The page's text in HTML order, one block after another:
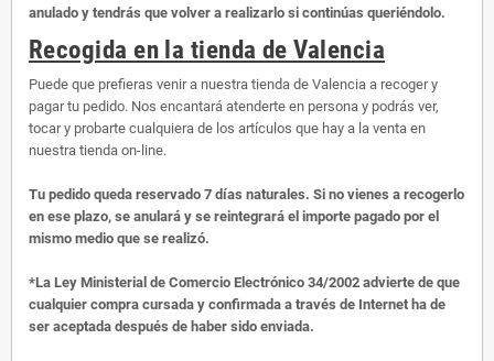
anulado y tendrás que volver a realizarlo si continúas queriéndolo.
Recogida en la tienda de Valencia
Puede que prefieras venir a nuestra tienda de Valencia a recoger y
pagar tu pedido. Nos encantará atenderte en persona y podrás ver,
tocar y probarte cualquiera de los artículos que hay a la venta en
nuestra tienda on-line.
Tu pedido queda reservado 7 días naturales. Si no vienes a recogerlo
en ese plazo, se anulará y se reintegrará el importe pagado por el
mismo medio que se realizó.
*La Ley Ministerial de Comercio Electrónico 34/2002 advierte de que
cualquier compra cursada y confirmada a través de Internet ha de
ser aceptada después de haber sido enviada.